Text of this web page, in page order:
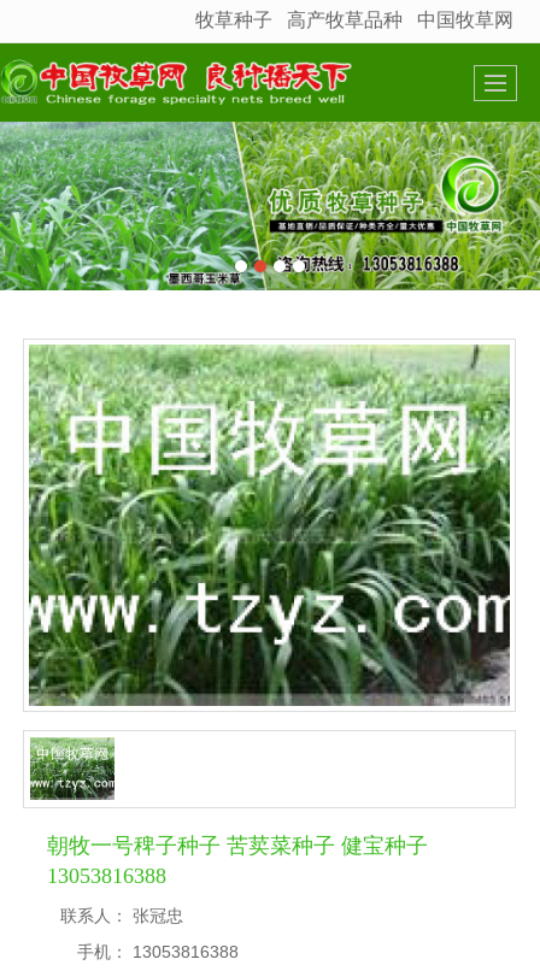
很遗憾，因您的浏览器版本过低导致无法获得最佳浏览体验，推荐下载安装谷歌浏览器！
牧草种子 高产牧草品种 中国牧草网
朝牧一号稗子种子 苦荬菜种子 健宝种子
13053816388
联系人：
张冠忠
手机：
13053816388